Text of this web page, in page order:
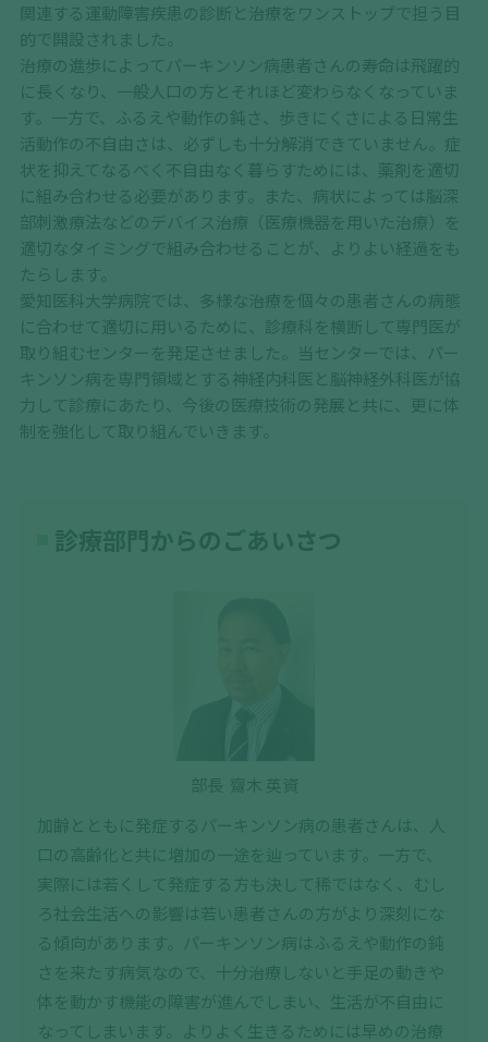
関連する運動障害疾患の診断と治療をワンストップで担う目
的で開設されました。
治療の進歩によってパーキンソン病患者さんの寿命は飛躍的
に長くなり、一般人口の方とそれほど変わらなくなっていま
す。一方で、ふるえや動作の鈍さ、歩きにくさによる日常生
活動作の不自由さは、必ずしも十分解消できていません。症
状を抑えてなるべく不自由なく暮らすためには、薬剤を適切
に組み合わせる必要があります。また、病状によっては脳深
部刺激療法などのデバイス治療（医療機器を用いた治療）を
適切なタイミングで組み合わせることが、よりよい経過をも
たらします。
愛知医科大学病院では、多様な治療を個々の患者さんの病態
に合わせて適切に用いるために、診療科を横断して専門医が
取り組むセンターを発足させました。当センターでは、パー
キンソン病を専門領域とする神経内科医と脳神経外科医が協
力して診療にあたり、今後の医療技術の発展と共に、更に体
制を強化して取り組んでいきます。
診療部門からのごあいさつ
部長 齋木 英資
加齢とともに発症するパーキンソン病の患者さんは、人
口の高齢化と共に増加の一途を辿っています。一方で、
実際には若くして発症する方も決して稀ではなく、むし
ろ社会生活への影響は若い患者さんの方がより深刻にな
る傾向があります。パーキンソン病はふるえや動作の鈍
さを来たす病気なので、十分治療しないと手足の動きや
体を動かす機能の障害が進んでしまい、生活が不自由に
なってしまいます。よりよく生きるためには早めの治療